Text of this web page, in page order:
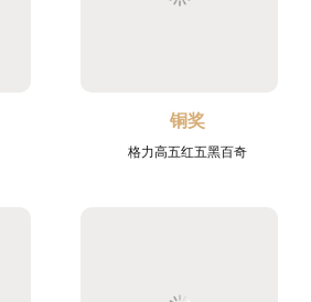
铜奖
格力高五红五黑百奇